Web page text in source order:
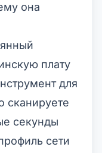
она
плату
для
сканируете
секунды
сети